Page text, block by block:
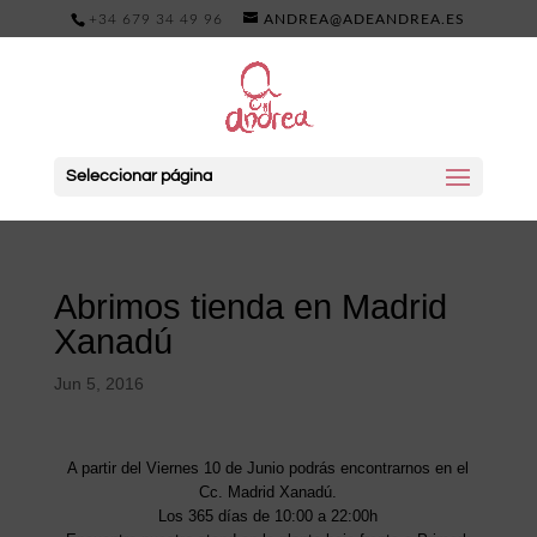
+34 679 34 49 96 ANDREA@ADEANDREA.ES
Seleccionar página
Abrimos tienda en Madrid
Xanadú
Jun 5, 2016
A partir del Viernes 10 de Junio podrás encontrarnos en el
Cc. Madrid Xanadú.
Los 365 días de 10:00 a 22:00h